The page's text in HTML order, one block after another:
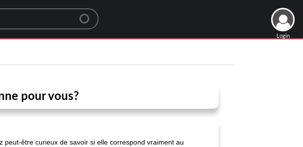
Login
pour vous?
être curieux de savoir si elle correspond vraiment au